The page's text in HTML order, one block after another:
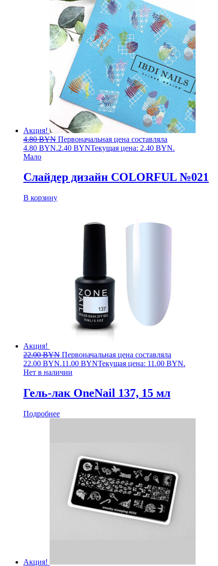
Акция!
4.80BYN Первоначальная цена составляла
4.80 BYN.2.40 BYNТекущая цена: 2.40 BYN.
Мало
Слайдер дизайн COLORFUL №021
В корзину
Акция!
22.00BYN Первоначальная цена составляла
22.00 BYN.11.00 BYNТекущая цена: 11.00 BYN.
Нет в наличии
Гель-лак OneNail 137, 15 мл
Подробнее
Акция!